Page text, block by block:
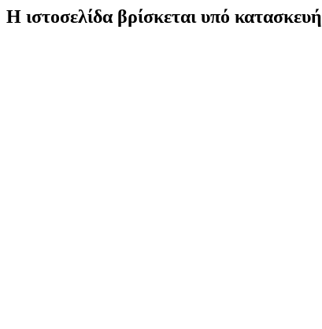
Η ιστοσελίδα βρίσκεται υπό κατασκευή